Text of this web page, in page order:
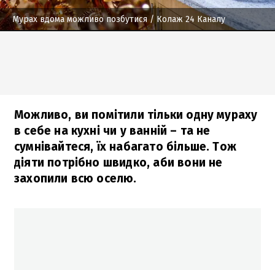
Мурах вдома можливо позбутися/ Колаж 24 Каналу
Можливо, ви помітили тільки одну мураху
в себе на кухні чи у ванній – та не
сумнівайтеся, їх набагато більше. Тож
діяти потрібно швидко, аби вони не
захопили всю оселю.